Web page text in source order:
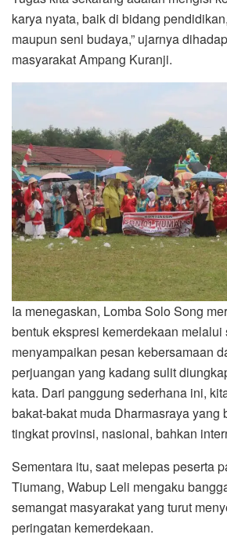
karya nyata, baik di bidang
maupun seni budaya,” ujarnya
masyarakat Ampang Kuranji.
Ia menegaskan, Lomba Solo Song
bentuk ekspresi kemerdekaan melalui
menyampaikan pesan kebersamaan
perjuangan yang kadang sulit
kata. Dari panggung sederhana ini,
bakat-bakat muda Dharmasraya yang
tingkat provinsi, nasional, bahkan
Sementara itu, saat melepas peserta
Tiumang, Wabup Leli mengaku
semangat masyarakat yang turut
peringatan kemerdekaan.